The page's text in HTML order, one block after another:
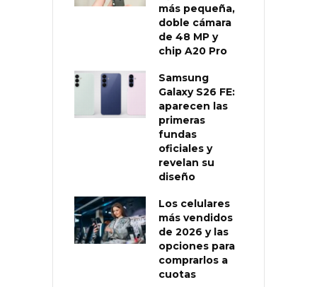
más pequeña,
doble cámara
de 48 MP y
chip A20 Pro
Samsung
Galaxy S26 FE:
aparecen las
primeras
fundas
oficiales y
revelan su
diseño
Los celulares
más vendidos
de 2026 y las
opciones para
comprarlos a
cuotas